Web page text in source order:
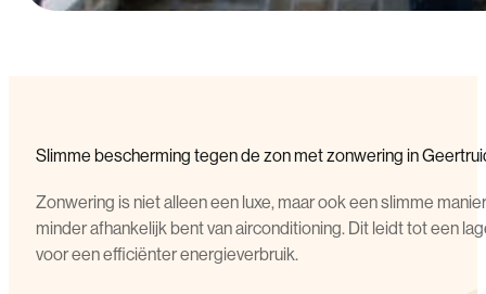
Slimme bescherming tegen de zon met zonwering in
Zonwering is niet alleen een luxe, maar ook een slimme
minder afhankelijk bent van airconditioning. Dit leidt tot een
voor een efficiënter energieverbruik.